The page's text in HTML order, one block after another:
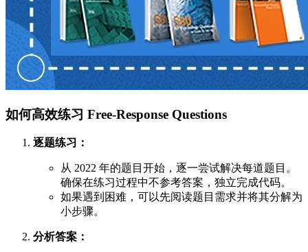
如何高效练习 Free-Response Questions
逐题练习：
从 2022 年的题目开始，逐一尝试解决每道题目。
确保在练习过程中不参考答案，独立完成代码。
如果遇到困难，可以先阅读题目需求并将其分解为
小步骤。
分析答案：